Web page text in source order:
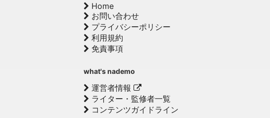
Home
お問い合わせ
プライバシーポリシー
利用規約
免責事項
what's nademo
運営者情報
ライター・監修者一覧
コンテンツガイドライン